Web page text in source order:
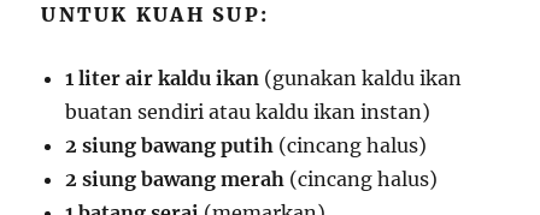
UNTUK KUAH SUP:
1 liter air kaldu ikan (gunakan kaldu ikan
buatan sendiri atau kaldu ikan instan)
2 siung bawang putih (cincang halus)
2 siung bawang merah (cincang halus)